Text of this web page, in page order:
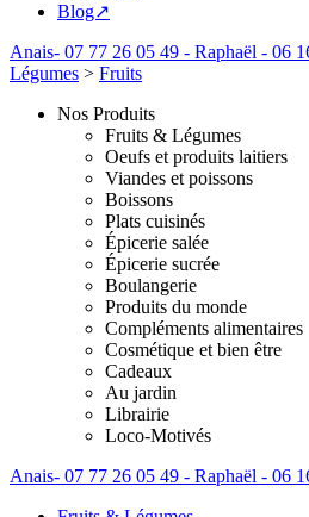
Blog↗
Anais- 07 77 26 05 49 - Raphaël - 06
Légumes > Fruits
Nos Produits
Fruits & Légumes
Oeufs et produits laitiers
Viandes et poissons
Boissons
Plats cuisinés
Épicerie salée
Épicerie sucrée
Boulangerie
Produits du monde
Compléments alimentaires
Cosmétique et bien être
Cadeaux
Au jardin
Librairie
Loco-Motivés
Anais- 07 77 26 05 49 - Raphaël - 06